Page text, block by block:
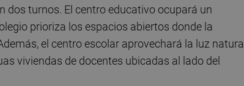
dos turnos. El centro educativo ocupará un
prioriza los espacios abiertos donde la
el centro escolar aprovechará la luz natural
viviendas de docentes ubicadas al lado del